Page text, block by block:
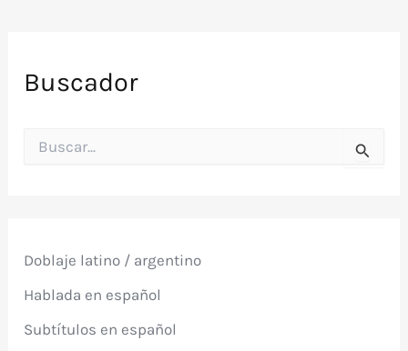
Buscador
o
:
Doblaje latino / argentino
Hablada en español
Subtítulos en español